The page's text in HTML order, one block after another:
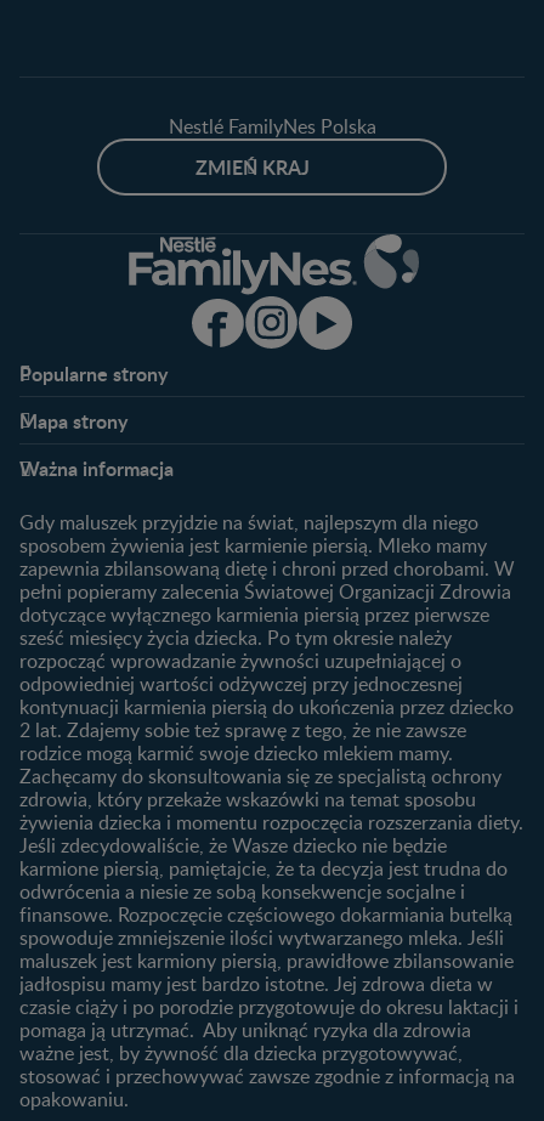
Nestlé FamilyNes Polska
ZMIEŃ KRAJ
Popularne strony​
Kontakt
FAQ
Produkty
Wyszukiwarka produktów
Nasze marki
Mapa strony​
Plamienie implantacyjne –
Jak zaplanować płeć
dziecka?
Jak rozpoznać dni płodne?
Badania przed ciążą
Planowanie urlopu
macierzyńskiego
1. trymestr ciąży
2. trymestr ciąży
3. trymestr ciąży
Rozwój dziecka
Kalendarz rozwoju dziecka
Skoki rozwojowe
Ząbkowanie u niemowląt
Żywienie dziecka
10 sposobów jak poprawić
laktację
Jakie mleko następne
wybrać dla dziecka?
Jak rozszerzać dietę
niemowlaka?
Przydatne materiały dla
rodziców
Poradniki dla rodziców
Karty do zdjęć dla
Maluszka
Materiały do pobrania
Narzędzia dla rodziców
Ważna informacja
Gdy maluszek przyjdzie na świat, najlepszym dla niego
sposobem żywienia jest karmienie piersią. Mleko mamy
zapewnia zbilansowaną dietę i chroni przed chorobami. W
pełni popieramy zalecenia Światowej Organizacji Zdrowia
dotyczące wyłącznego karmienia piersią przez pierwsze
sześć miesięcy życia dziecka. Po tym okresie należy
rozpocząć wprowadzanie żywności uzupełniającej o
odpowiedniej wartości odżywczej przy jednoczesnej
kontynuacji karmienia piersią do ukończenia przez dziecko
2 lat. Zdajemy sobie też sprawę z tego, że nie zawsze
rodzice mogą karmić swoje dziecko mlekiem mamy.
Zachęcamy do skonsultowania się ze specjalistą ochrony
zdrowia, który przekaże wskazówki na temat sposobu
żywienia dziecka i momentu rozpoczęcia rozszerzania diety.
Jeśli zdecydowaliście, że Wasze dziecko nie będzie
karmione piersią, pamiętajcie, że ta decyzja jest trudna do
odwrócenia a niesie ze sobą konsekwencje socjalne i
finansowe. Rozpoczęcie częściowego dokarmiania butelką
spowoduje zmniejszenie ilości wytwarzanego mleka. Jeśli
maluszek jest karmiony piersią, prawidłowe zbilansowanie
jadłospisu mamy jest bardzo istotne. Jej zdrowa dieta w
czasie ciąży i po porodzie przygotowuje do okresu laktacji i
pomaga ją utrzymać. Aby uniknąć ryzyka dla zdrowia
ważne jest, by żywność dla dziecka przygotowywać,
stosować i przechowywać zawsze zgodnie z informacją na
opakowaniu.